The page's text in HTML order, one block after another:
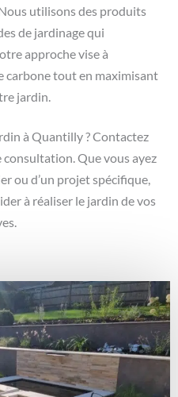
utilisons des produits
de jardinage qui
approche vise à
carbone tout en maximisant
jardin.
à Quantilly ? Contactez
Que vous ayez
ou d’un projet spécifique,
à réaliser le jardin de vos